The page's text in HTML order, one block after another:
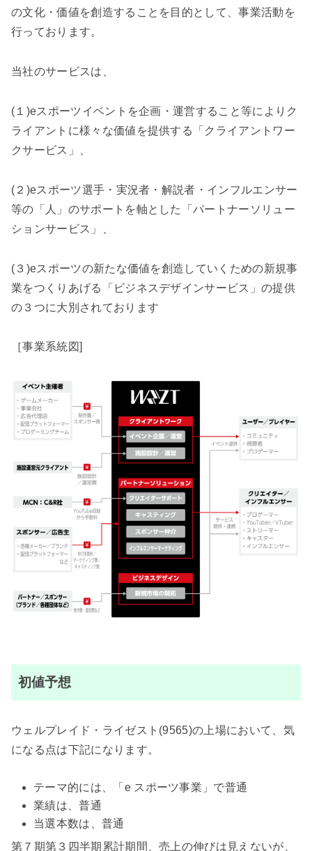
の文化・価値を創造することを目的として、事業活動を
行っております。
当社のサービスは、
(１)eスポーツイベントを企画・運営すること等によりク
ライアントに様々な価値を提供する「クライアントワー
クサービス」、
(２)eスポーツ選手・実況者・解説者・インフルエンサー
等の「人」のサポートを軸とした「パートナーソリュー
ションサービス」、
(３)eスポーツの新たな価値を創造していくための新規事
業をつくりあげる「ビジネスデザインサービス」の提供
の３つに大別されております
［事業系統図]
初値予想
ウェルプレイド・ライゼスト(9565)の上場において、気
になる点は下記になります。
テーマ的には、「e スポーツ事業」で普通
業績は、普通
当選本数は、普通
第７期第３四半期累計期間、売上の伸びは見えないが、